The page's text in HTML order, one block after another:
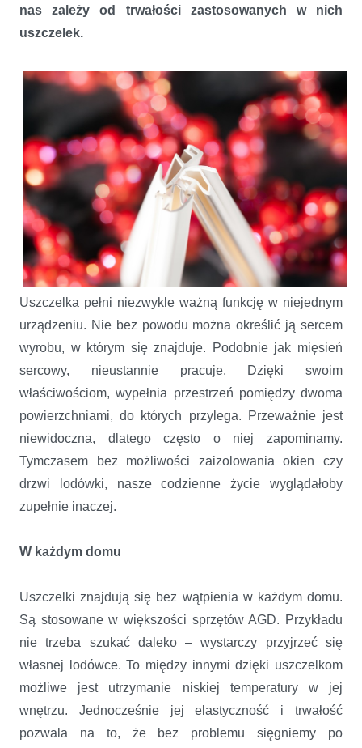
nas zależy od trwałości zastosowanych w nich
uszczelek.
Uszczelka pełni niezwykle ważną funkcję w niejednym
urządzeniu. Nie bez powodu można określić ją sercem
wyrobu, w którym się znajduje. Podobnie jak mięsień
sercowy, nieustannie pracuje. Dzięki swoim
właściwościom, wypełnia przestrzeń pomiędzy dwoma
powierzchniami, do których przylega. Przeważnie jest
niewidoczna, dlatego często o niej zapominamy.
Tymczasem bez możliwości zaizolowania okien czy
drzwi lodówki, nasze codzienne życie wyglądałoby
zupełnie inaczej.
W każdym domu
Uszczelki znajdują się bez wątpienia w każdym domu.
Są stosowane w większości sprzętów AGD. Przykładu
nie trzeba szukać daleko – wystarczy przyjrzeć się
własnej lodówce. To między innymi dzięki uszczelkom
możliwe jest utrzymanie niskiej temperatury w jej
wnętrzu. Jednocześnie jej elastyczność i trwałość
pozwala na to, że bez problemu sięgniemy po